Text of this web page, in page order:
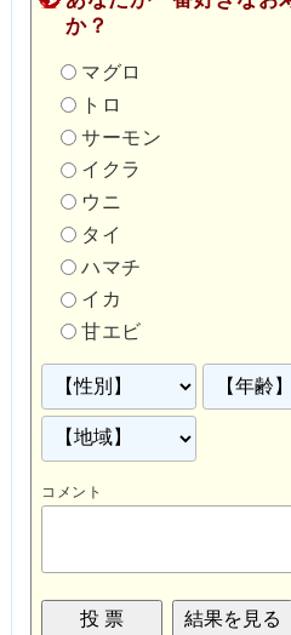
か？
マグロ
トロ
サーモン
イクラ
ウニ
タイ
ハマチ
イカ
甘エビ
コメント